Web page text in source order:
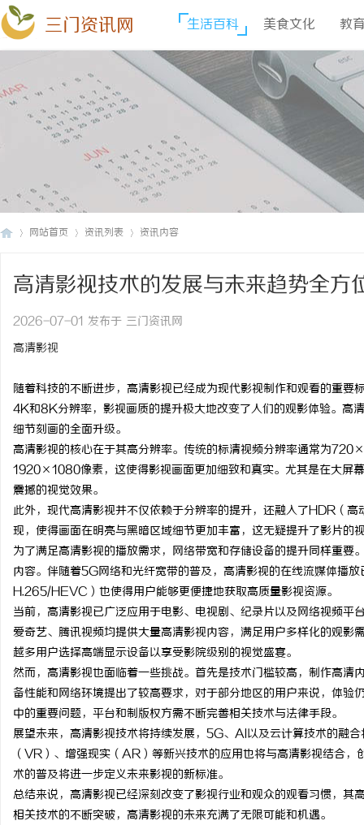
三门资讯网 生活百科 美食文化 教
网站首页 资讯列表 资讯内容
高清影视技术的发展与未来趋势全方
2026-07-01 发布于 三门资讯网
高清影视
随着科技的不断进步，高清影视已经成为现代影视制作和观看的重
4K和8K分辨率，影视画质的提升极大地改变了人们的观影体验。高
细节刻画的全面升级。
高清影视的核心在于其高分辨率。传统的标清视频分辨率通常为
1920×1080像素，这使得影视画面更加细致和真实。尤其是在大屏
震撼的视觉效果。
此外，现代高清影视并不仅依赖于分辨率的提升，还融入了HDR（
现，使得画面在明亮与黑暗区域细节更加丰富，这无疑提升了影片的
为了满足高清影视的播放需求，网络带宽和存储设备的提升同样重
内容。伴随着5G网络和光纤宽带的普及，高清影视的在线流媒体播
H.265/HEVC）也使得用户能够更便捷地获取高质量影视资源。
当前，高清影视已广泛应用于电影、电视剧、纪录片以及网络视
爱奇艺、腾讯视频均提供大量高清影视内容，满足用户多样化的观
越多用户选择高端显示设备以享受影院级别的视觉盛宴。
然而，高清影视也面临着一些挑战。首先是技术门槛较高，制作高
备性能和网络环境提出了较高要求，对于部分地区的用户来说，体
中的重要问题，平台和制版权方需不断完善相关技术与法律手段。
展望未来，高清影视技术将持续发展，5G、AI以及云计算技术的融
（VR）、增强现实（AR）等新兴技术的应用也将与高清影视结合
术的普及将进一步定义未来影视的新标准。
总结来说，高清影视已经深刻改变了影视行业和观众的观看习惯，
相关技术的不断突破，高清影视的未来充满了无限可能和机遇。
贝净 AC 国际医疗实验